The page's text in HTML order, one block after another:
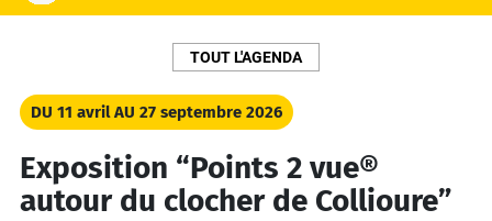
TOUT L'AGENDA
DU 11 avrilAU 27 septembre 2026
Exposition “Points 2 vue®
autour du clocher de Collioure”